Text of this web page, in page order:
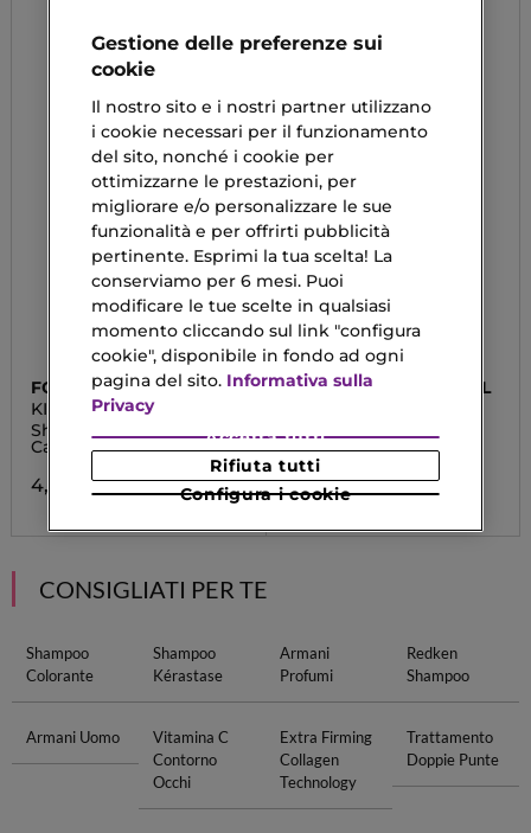
FOAMIE
KISS ME ARGAN
Shampoo Solido per
Capelli Crespi
4,90 €
ALAMA PROFESSIONAL
Idratante - Eco Refill
11,50 €
CONSIGLIATI PER TE
Shampoo
Colorante
Shampoo
Kérastase
Armani
Profumi
Redken
Shampoo
Armani Uomo
Vitamina C
Contorno
Occhi
Extra Firming
Collagen
Technology
Trattamento
Doppie Punte
Gestione delle preferenze sui
cookie
Il nostro sito e i nostri partner utilizzano
i cookie necessari per il funzionamento
del sito, nonché i cookie per
ottimizzarne le prestazioni, per
migliorare e/o personalizzare le sue
funzionalità e per offrirti pubblicità
pertinente. Esprimi la tua scelta! La
conserviamo per 6 mesi. Puoi
modificare le tue scelte in qualsiasi
momento cliccando sul link "configura
cookie", disponibile in fondo ad ogni
pagina del sito. Informativa sulla
Privacy
Configura i cookie
Rifiuta tutti
Accetta tutti